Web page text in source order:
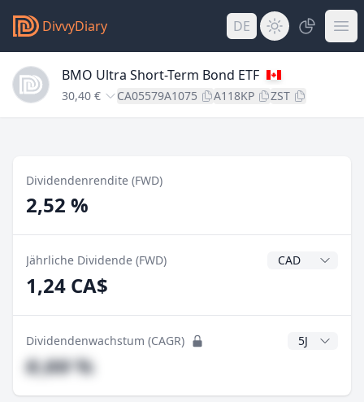
DivvyDiary DE
BMO Ultra Short-Term Bond ETF
30,40 € CA05579A1075 A118KP ZST
Dividendenrendite (FWD)
2,52 %
Jährliche Dividende (FWD)
1,24 CA$
Dividendenwachstum (CAGR) CAGR Jahre
#,## %